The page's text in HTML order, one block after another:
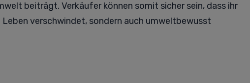
beiträgt. Verkäufer können somit sicher sein, dass ihr
verschwindet, sondern auch umweltbewusst